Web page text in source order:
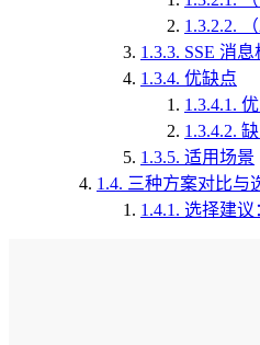
1.3.2.2.
1.3.3. SSE 消息
1.3.4. 优缺点
1.3.4.1. 优
1.3.4.2. 缺
1.3.5. 适用场景
1.4. 三种方案对比与
1.4.1. 选择建议